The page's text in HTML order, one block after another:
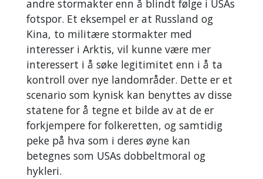
andre stormakter enn å blindt følge i USAs
fotspor. Et eksempel er at Russland og
Kina, to militære stormakter med
interesser i Arktis, vil kunne være mer
interessert i å søke legitimitet enn i å ta
kontroll over nye landområder. Dette er et
scenario som kynisk kan benyttes av disse
statene for å tegne et bilde av at de er
forkjempere for folkeretten, og samtidig
peke på hva som i deres øyne kan
betegnes som USAs dobbeltmoral og
hykleri.